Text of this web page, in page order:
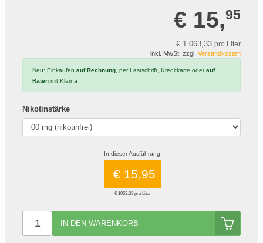
€ 15,95
€ 1.063,33 pro Liter
inkl. MwSt. zzgl. Versandkosten
Neu: Einkaufenauf Rechnung , per Lastschrift, Kreditkarte oderauf
Raten mit Klarna
Nikotinstärke
In dieser Ausführung:
€ 15,95
€ 1063,33 pro Liter
IN DEN WARENKORB